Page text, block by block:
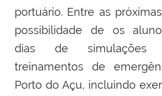
portuário. Entre as
possibilidade de os
dias de simulações
treinamentos de
Porto do Açu, incluindo